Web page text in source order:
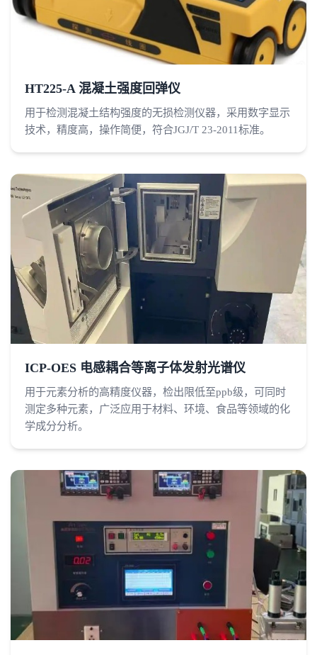
HT225-A 混凝土强度回弹仪
用于检测混凝土结构强度的无损检测仪器，采用数字显示
技术，精度高，操作简便，符合JGJ/T 23-2011标准。
ICP-OES 电感耦合等离子体发射光谱仪
用于元素分析的高精度仪器，检出限低至ppb级，可同时
测定多种元素，广泛应用于材料、环境、食品等领域的化
学成分分析。